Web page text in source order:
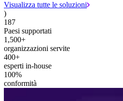
Visualizza tutte le soluzioni
)
187
Paesi supportati
1,500+
organizzazioni servite
400+
esperti in-house
100%
conformità